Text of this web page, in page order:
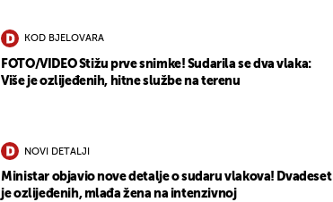
KOD BJELOVARA
FOTO/VIDEO Stižu prve snimke! Sudarila se dva vlaka:
Više je ozlijeđenih, hitne službe na terenu
NOVI DETALJI
Ministar objavio nove detalje o sudaru vlakova! Dvadeset
je ozlijeđenih, mlađa žena na intenzivnoj